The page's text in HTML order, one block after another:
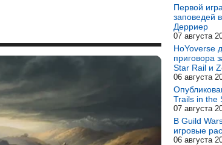
Первой
заповедей
Дерриер
07 августа
HoYoverse
приговора
Star Rail и
06 августа
Trails in the
07 августа
В Guild
игровые
06 августа